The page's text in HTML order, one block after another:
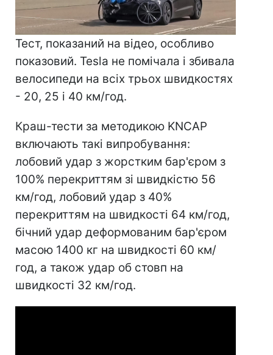
Тест, показаний на відео, особливо
показовий. Tesla не помічала і збивала
велосипеди на всіх трьох швидкостях
- 20, 25 і 40 км/год.
Краш-тести за методикою KNCAP
включають такі випробування:
лобовий удар з жорстким бар'єром з
100% перекриттям зі швидкістю 56
км/год, лобовий удар з 40%
перекриттям на швидкості 64 км/год,
бічний удар деформованим бар'єром
масою 1400 кг на швидкості 60 км/
год, а також удар об стовп на
швидкості 32 км/год.